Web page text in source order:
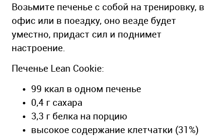
Возьмите печенье с собой на тренировку, в
офис или в поездку, оно везде будет
уместно, придаст сил и поднимет
настроение.
Печенье Lean Cookie:
99 ккал в одном печенье
0,4 г сахара
3,3 г белка на порцию
высокое содержание клетчатки (31%)